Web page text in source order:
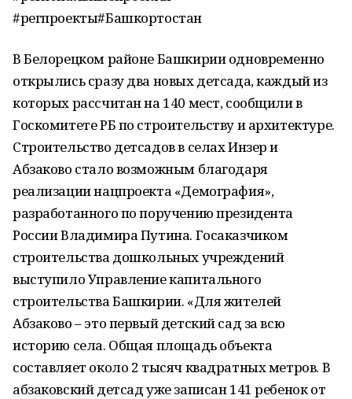
#регпроекты#Башкортостан
В Белорецком районе Башкирии одновременно
открылись сразу два новых детсада, каждый из
которых рассчитан на 140 мест, сообщили в
Госкомитете РБ по строительству и архитектуре.
Строительство детсадов в селах Инзер и
Абзаково стало возможным благодаря
реализации нацпроекта «Демография»,
разработанного по поручению президента
России Владимира Путина. Госаказчиком
строительства дошкольных учреждений
выступило Управление капитального
строительства Башкирии. «Для жителей
Абзаково – это первый детский сад за всю
историю села. Общая площадь объекта
составляет около 2 тысяч квадратных метров. В
абзаковский детсад уже записан 141 ребенок от